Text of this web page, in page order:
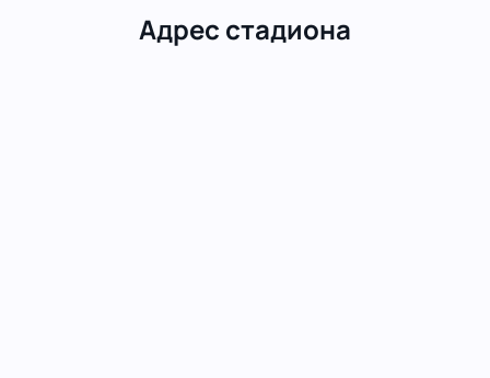
Адрес стадиона